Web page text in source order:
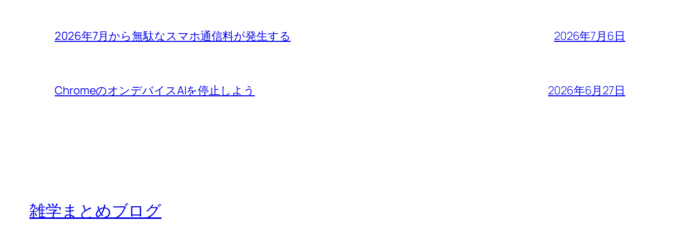
2026年7月から無駄なスマホ通信料が発生する 2026年7月6日
ChromeのオンデバイスAIを停止しよう 2026年6月27日
雑学まとめブログ